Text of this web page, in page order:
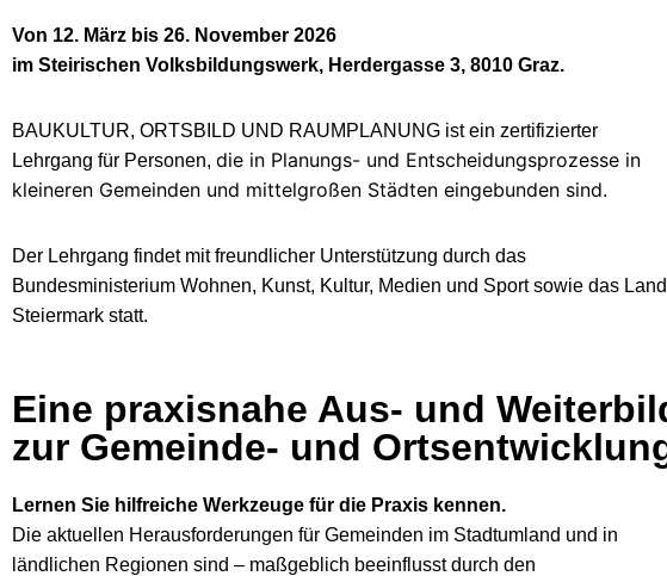
Von 12. März bis 26. November 2026
im Steirischen Volksbildungswerk, Herdergasse 3, 8010 Graz.
BAUKULTUR, ORTSBILD UND RAUMPLANUNG ist ein zertifizierter
Lehrgang für Personen, die in Planungs- und Entscheidungsprozesse in
kleineren Gemeinden und mittelgroßen Städten eingebunden sind.
Der Lehrgang findet mit freundlicher Unterstützung durch das
Bundesministerium Wohnen, Kunst, Kultur, Medien und Sport sowie das Land
Steiermark statt.
Eine praxisnahe Aus- und
zur Gemeinde- und
Lernen Sie hilfreiche Werkzeuge für die Praxis kennen.
Die aktuellen Herausforderungen für Gemeinden im Stadtumland und in
ländlichen Regionen sind – maßgeblich beeinflusst durch den